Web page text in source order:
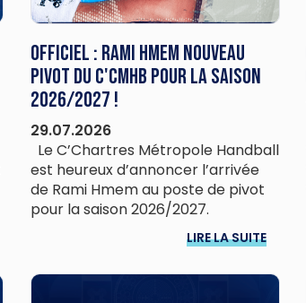
Officiel : Rami Hmem nouveau
pivot du C'CMHB pour la saison
2026/2027 !
29.07.2026
Le C’Chartres Métropole Handball
est heureux d’annoncer l’arrivée
de Rami Hmem au poste de pivot
pour la saison 2026/2027.
LIRE LA SUITE